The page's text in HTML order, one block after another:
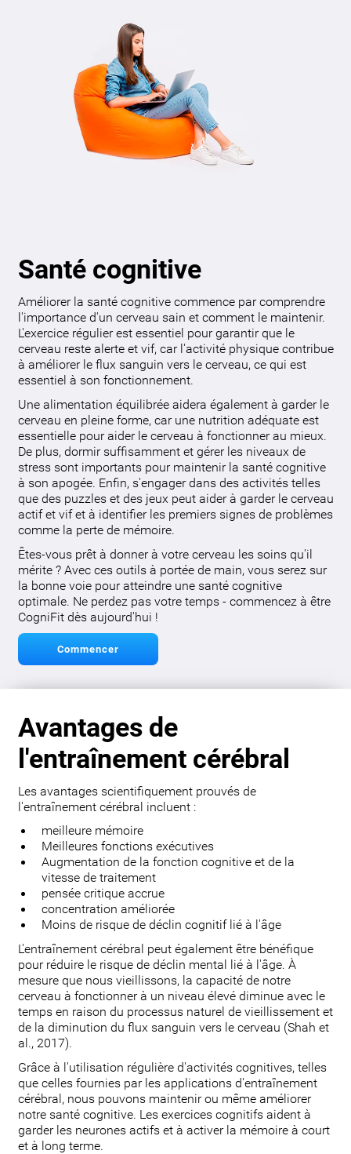
Santé cognitive
Améliorer la santé cognitive commence par comprendre
l'importance d'un cerveau sain et comment le maintenir.
L'exercice régulier est essentiel pour garantir que le
cerveau reste alerte et vif, car l'activité physique contribue
à améliorer le flux sanguin vers le cerveau, ce qui est
essentiel à son fonctionnement.
Une alimentation équilibrée aidera également à garder le
cerveau en pleine forme, car une nutrition adéquate est
essentielle pour aider le cerveau à fonctionner au mieux.
De plus, dormir suffisamment et gérer les niveaux de
stress sont importants pour maintenir la santé cognitive
à son apogée. Enfin, s'engager dans des activités telles
que des puzzles et des jeux peut aider à garder le cerveau
actif et vif et à identifier les premiers signes de problèmes
comme la perte de mémoire.
Êtes-vous prêt à donner à votre cerveau les soins qu'il
mérite ? Avec ces outils à portée de main, vous serez sur
la bonne voie pour atteindre une santé cognitive
optimale. Ne perdez pas votre temps - commencez à être
CogniFit dès aujourd'hui !
Commencer
Avantages de
l'entraînement cérébral
Les avantages scientifiquement prouvés de
l'entraînement cérébral incluent :
meilleure mémoire
Meilleures fonctions exécutives
Augmentation de la fonction cognitive et de la
vitesse de traitement
pensée critique accrue
concentration améliorée
Moins de risque de déclin cognitif lié à l'âge
L'entraînement cérébral peut également être bénéfique
pour réduire le risque de déclin mental lié à l'âge. À
mesure que nous vieillissons, la capacité de notre
cerveau à fonctionner à un niveau élevé diminue avec le
temps en raison du processus naturel de vieillissement et
de la diminution du flux sanguin vers le cerveau (Shah et
al., 2017).
Grâce à l'utilisation régulière d'activités cognitives, telles
que celles fournies par les applications d'entraînement
cérébral, nous pouvons maintenir ou même améliorer
notre santé cognitive. Les exercices cognitifs aident à
garder les neurones actifs et à activer la mémoire à court
et à long terme.